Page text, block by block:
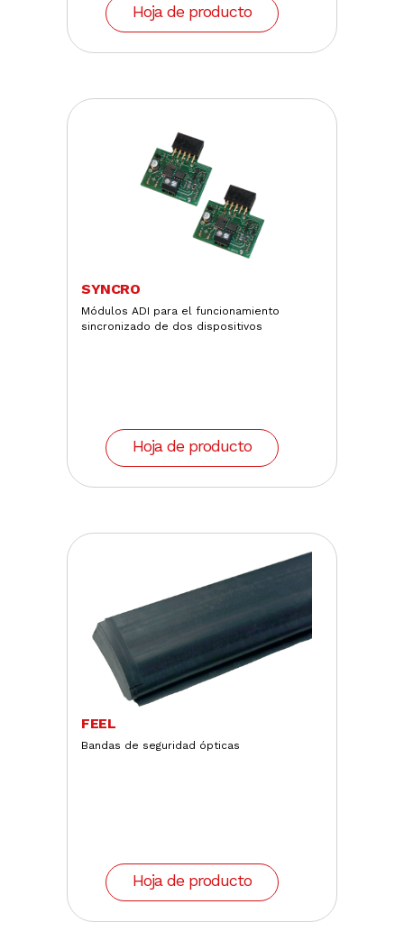
Hoja de producto
SYNCRO
Módulos ADI para el funcionamiento
sincronizado de dos dispositivos
Hoja de producto
FEEL
Bandas de seguridad ópticas
Hoja de producto